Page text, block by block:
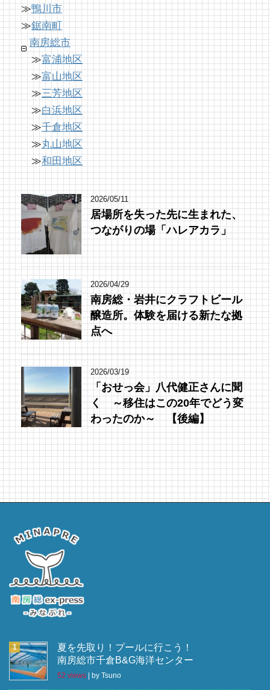
夏のごほうびにこだわりのかき氷を風菓堂で
13 views|byフジイ ミツコ
「ところてん小屋 青木」
59 views|by原みりか
を回避しよう！
8,765 views|byari-iku
≫鴨川市
≫鋸南町
南房総市
≫富浦地区
≫富山地区
≫三芳地区
≫白浜地区
≫千倉地区
≫丸山地区
≫和田地区
2026/05/11
居場所を失った先に生まれた、
つながりの場「ハレアカラ」
2026/04/29
南房総・岩井にクラフトビール
醸造所。体験を届ける新たな拠
点へ
2026/03/19
「おせっ会」八代健正さんに聞
く ～移住はこの20年でどう変
わったのか～ 【後編】
夏を先取り！プールに行こう！
南房総市千倉B&G海洋センター
52 views by Tsuno